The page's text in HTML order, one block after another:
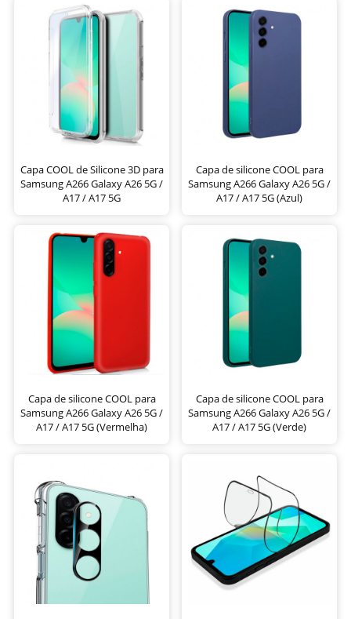
Capa COOL de Silicone 3D para
Samsung A266 Galaxy A26 5G /
A17 / A17 5G
Capa de silicone COOL para
Samsung A266 Galaxy A26 5G /
A17 / A17 5G (Azul)
Capa de silicone COOL para
Samsung A266 Galaxy A26 5G /
A17 / A17 5G (Vermelha)
Capa de silicone COOL para
Samsung A266 Galaxy A26 5G /
A17 / A17 5G (Verde)